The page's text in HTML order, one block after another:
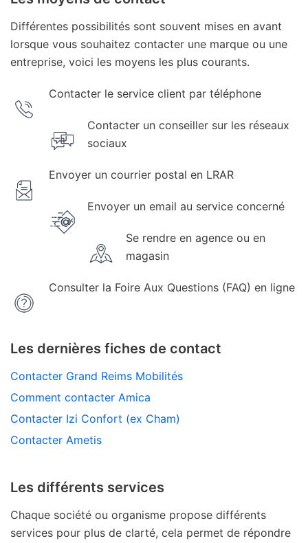
Différentes possibilités sont souvent mises en avant
lorsque vous souhaitez contacter une marque ou une
entreprise, voici les moyens les plus courants.
Contacter le service client par téléphone
Contacter un conseiller sur les réseaux
sociaux
Envoyer un courrier postal en LRAR
Envoyer un email au service concerné
Se rendre en agence ou en
magasin
Consulter la Foire Aux Questions (FAQ) en ligne
Les dernières fiches de contact
Contacter Grand Reims Mobilités
Comment contacter Amica
Contacter Izi Confort (ex Cham)
Contacter Ametis
Les différents services
Chaque société ou organisme propose différents
services pour plus de clarté, cela permet de répondre